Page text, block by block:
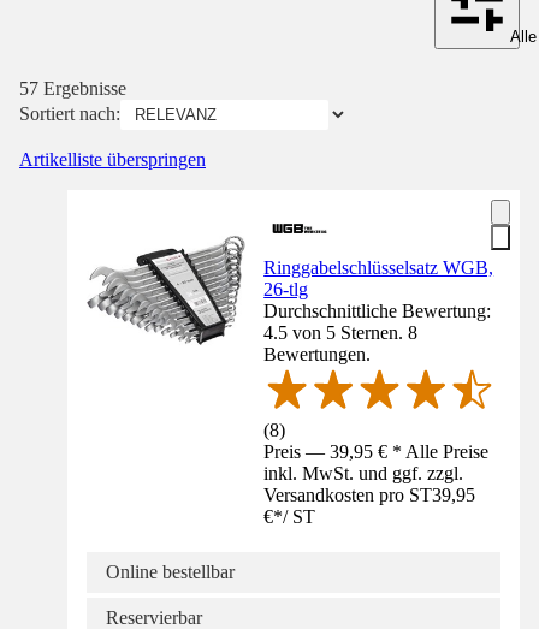
57 Ergebnisse
Sortiert nach:
Artikelliste überspringen
Ringgabelschlüsselsatz WGB,
26-tlg
Durchschnittliche Bewertung:
4.5 von 5 Sternen. 8
Bewertungen.
(8)
Preis — 39,95 € * Alle Preise
inkl. MwSt. und ggf. zzgl.
Versandkosten pro ST39,95
€*/ ST
Online bestellbar
Reservierbar